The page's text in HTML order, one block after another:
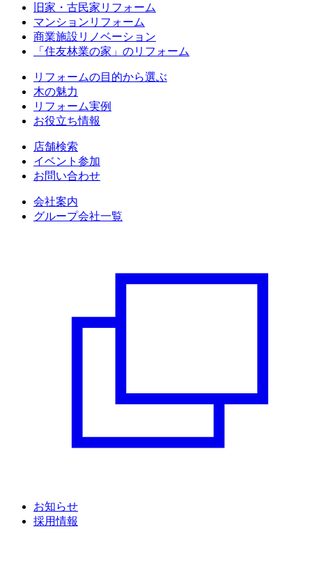
旧家・古民家リフォーム
マンションリフォーム
商業施設リノベーション
「住友林業の家」のリフォーム
リフォームの目的から選ぶ
木の魅力
リフォーム実例
お役立ち情報
店舗検索
イベント参加
お問い合わせ
会社案内
グループ会社一覧
お知らせ
採用情報